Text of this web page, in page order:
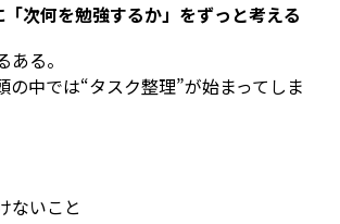
「次何を勉強するか」をずっと考える
る。
の中では“タスク整理”が始まってしま
ないこと